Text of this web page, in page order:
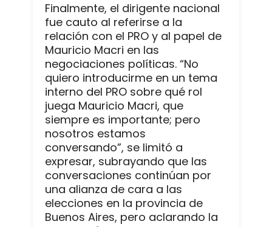
Finalmente, el dirigente nacional
fue cauto al referirse a la
relación con el PRO y al papel de
Mauricio Macri en las
negociaciones políticas. “No
quiero introducirme en un tema
interno del PRO sobre qué rol
juega Mauricio Macri, que
siempre es importante; pero
nosotros estamos
conversando”, se limitó a
expresar, subrayando que las
conversaciones continúan por
una alianza de cara a las
elecciones en la provincia de
Buenos Aires, pero aclarando la